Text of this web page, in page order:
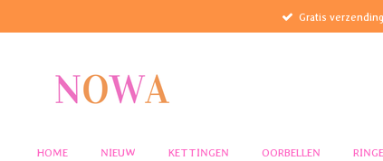
hoofdinhoud
Gratis
HOME NIEUW KETTINGEN OORBELLEN